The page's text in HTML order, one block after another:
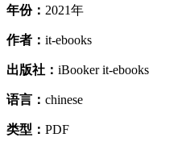
年份： 2021年
作者： it-ebooks
出版社： iBooker it-ebooks
语言： chinese
类型： PDF